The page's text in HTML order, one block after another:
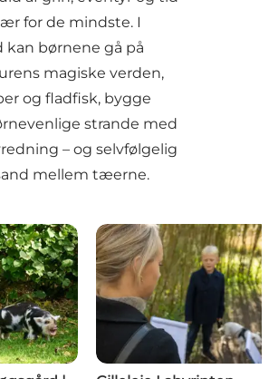
for de mindste. I
børnene gå på
magiske verden,
og fladfisk, bygge
strande med
– og selvfølgelig
mellem tæerne.